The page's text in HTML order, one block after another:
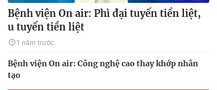
Bệnh viện On air: Phì đại tuyến tiền liệt,
u tuyến tiền liệt
1 năm trước
Bệnh viện On air: Công nghệ cao thay khớp nhân
tạo